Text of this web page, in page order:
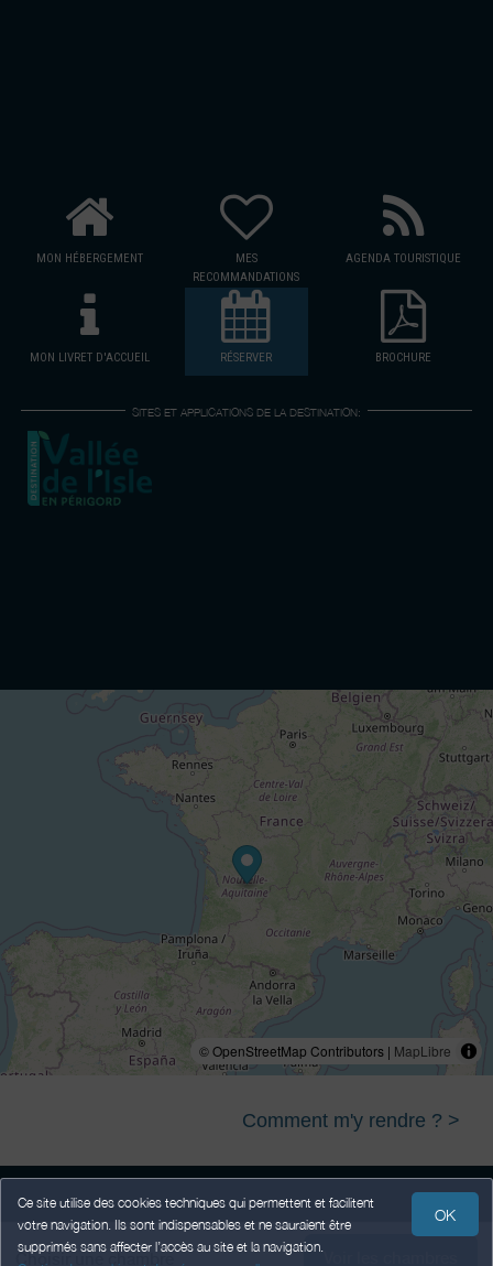
Ce site utilise des cookies techniques qui permettent et facilitent
votre navigation. Ils sont indispensables et ne sauraient être
supprimés sans affecter l’accès au site et la navigation.
OK
MON HÉBERGEMENT
MES
RECOMMANDATIONS
AGENDA TOURISTIQUE
MON LIVRET D'ACCUEIL RÉSERVER BROCHURE
SITES ET APPLICATIONS DE LA DESTINATION:
© OpenStreetMap Contributors | MapLibre
Comment m'y rendre ? >
Mentions légales
Données Personnelles
Conditions Générales de Vente
Choisir une chambre